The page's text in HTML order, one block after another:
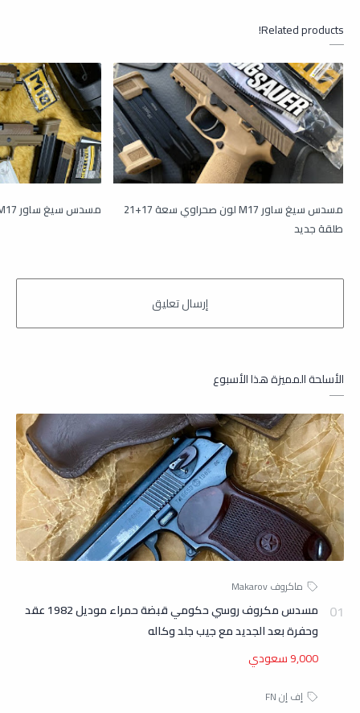
Related products!
مسدس سيغ ساور M17 لون صحراوي سعة 17+21
طلقة جديد
مسدس سيغ ساور M17 ارقام وكاله
الأسلحة المميزة هذا الأسبوع
مسدس مكروف روسي حكومي قبضة حمراء موديل 1982 عقد
وحفرة بعد الجديد مع جيب جلد وكاله
9,000 سعودي